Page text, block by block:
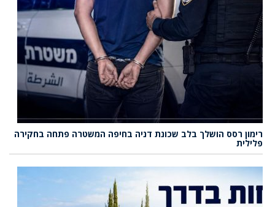
רימון רסס הושלך בלב שכונת דניה בחיפה המשטרה פתחה בחקירה
פלילית